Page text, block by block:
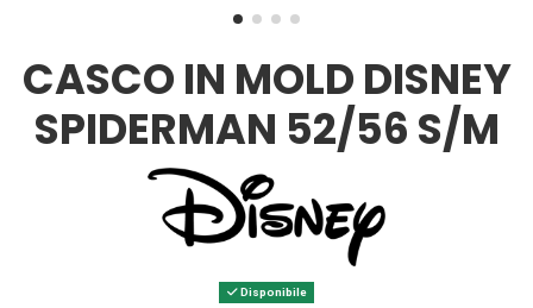
CASCO IN MOLD DISNEY
SPIDERMAN 52/56 S/M
Disponibile